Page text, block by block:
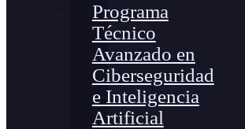
Programa
Técnico
Avanzado en
Ciberseguridad
e Inteligencia
Artificial